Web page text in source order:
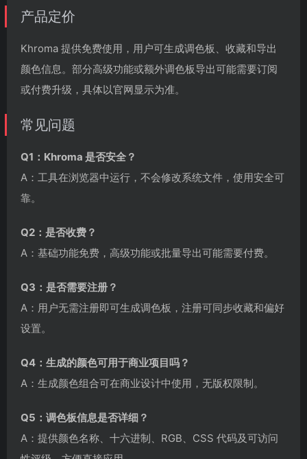
产品定价
Khroma 提供免费使用，用户可生成调色板、收藏和导出
颜色信息。部分高级功能或额外调色板导出可能需要订阅
或付费升级，具体以官网显示为准。
常见问题
Q1：Khroma 是否安全？
A：工具在浏览器中运行，不会修改系统文件，使用安全可
靠。
Q2：是否收费？
A：基础功能免费，高级功能或批量导出可能需要付费。
Q3：是否需要注册？
A：用户无需注册即可生成调色板，注册可同步收藏和偏好
设置。
Q4：生成的颜色可用于商业项目吗？
A：生成颜色组合可在商业设计中使用，无版权限制。
Q5：调色板信息是否详细？
A：提供颜色名称、十六进制、RGB、CSS 代码及可访问